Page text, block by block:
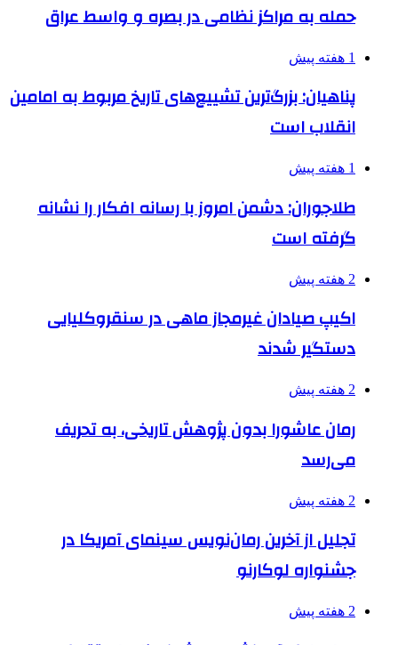
حمله به مراکز نظامی در بصره و واسط عراق
1 هفته پیش
پناهیان: بزرگ‌ترین تشییع‌های تاریخ مربوط به امامین
انقلاب است
1 هفته پیش
طلاجوران: دشمن امروز با رسانه افکار را نشانه
گرفته است
2 هفته پیش
اکیپ صیادان غیرمجاز ماهی در سنقروکلیایی
دستگیر شدند
2 هفته پیش
رمان عاشورا بدون پژوهش تاریخی، به تحریف
می‌رسد
2 هفته پیش
تجلیل از آخرین رمان‌نویس سینمای آمریکا در
جشنواره لوکارنو
2 هفته پیش